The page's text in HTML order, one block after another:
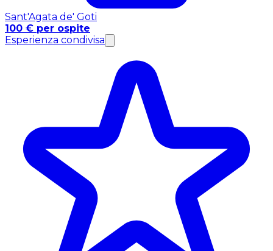
Sant'Agata de' Goti
100 € per ospite
Esperienza condivisa